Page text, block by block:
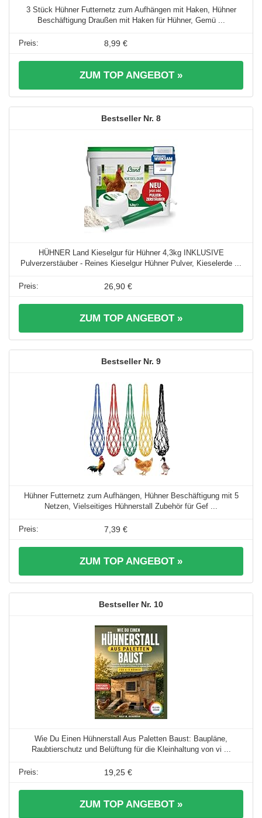
3 Stück Hühner Futternetz zum Aufhängen mit Haken, Hühner
Beschäftigung Draußen mit Haken für Hühner, Gemü ...
8,99 €
ZUM TOP ANGEBOT »
8
HÜHNER Land Kieselgur für Hühner 4,3kg INKLUSIVE
Pulverzerstäuber - Reines Kieselgur Hühner Pulver, Kieselerde ...
26,90 €
ZUM TOP ANGEBOT »
9
Hühner Futternetz zum Aufhängen, Hühner Beschäftigung mit 5
Netzen, Vielseitiges Hühnerstall Zubehör für Gef ...
7,39 €
ZUM TOP ANGEBOT »
10
Wie Du Einen Hühnerstall Aus Paletten Baust: Baupläne,
Raubtierschutz und Belüftung für die Kleinhaltung von vi ...
19,25 €
ZUM TOP ANGEBOT »